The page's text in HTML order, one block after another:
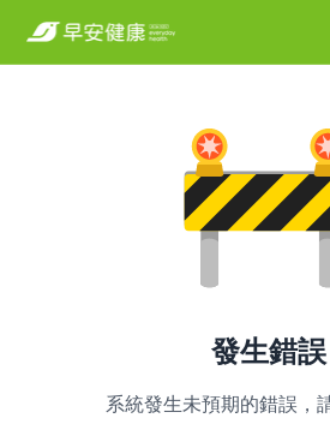
發生錯誤
系統發生未預期的錯誤，